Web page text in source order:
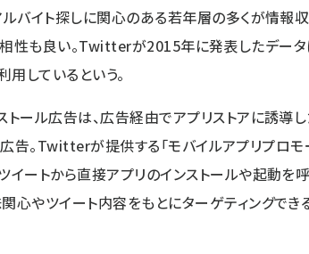
ルバイト探しに関心のある若年層の多くが情
性も良い。Twitterが2015年に発表したデー
しているという。
トール広告は、広告経由でアプリストアに誘導
告。Twitterが提供する「モバイルアプリプロモー
イートから直接アプリのインストールや起動を
心やツイート内容をもとにターゲティングでき